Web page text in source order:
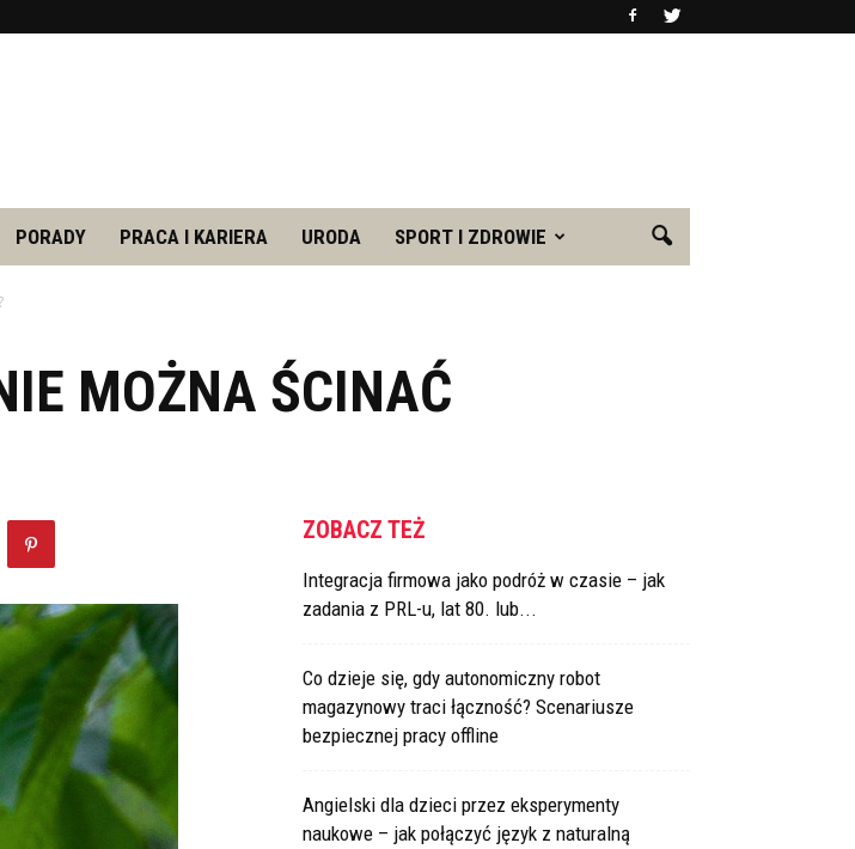
PORADY PRACA I KARIERA URODA SPORT I ZDROWIE
MOŻNA ŚCINAĆ
ZOBACZ TEŻ
Integracja firmowa jako podróż w czasie – jak
zadania z PRL-u, lat 80. lub...
Co dzieje się, gdy autonomiczny robot
magazynowy traci łączność? Scenariusze
bezpiecznej pracy offline
Angielski dla dzieci przez eksperymenty
naukowe – jak połączyć język z naturalną